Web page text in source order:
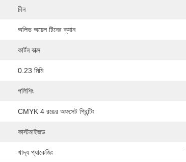
চীন
অলিভ অয়েল টিনের ক্যান
কার্টন বাক্স
0.23 মিমি
পলিশিং
CMYK 4 রঙের অফসেট প্রিন্টিং
কাস্টমাইজড
খাদ্য প্যাকেজিং